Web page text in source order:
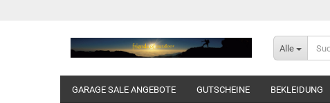
Alle
GARAGE SALE ANGEBOTE GUTSCHEINE BEKLEIDUNG